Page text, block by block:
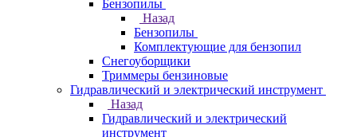
Бензопилы
Назад
Бензопилы
Комплектующие для бензопил
Снегоуборщики
Триммеры бензиновые
Гидравлический и электрический инструмент
Назад
Гидравлический и электрический
инструмент